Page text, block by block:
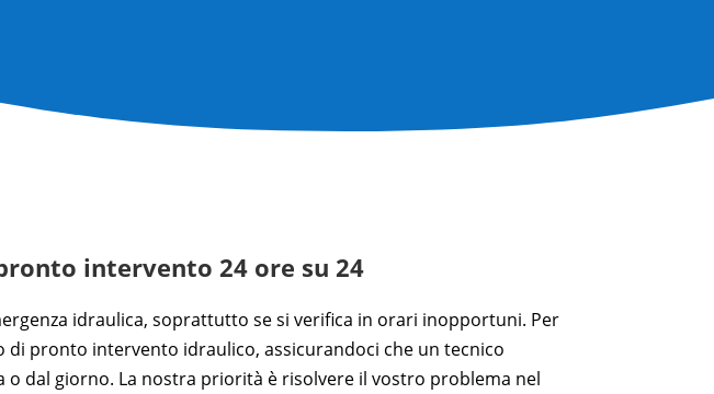
intervento 24 ore su 24
idraulica, soprattutto se si verifica in orari inopportuni. Per
di pronto intervento idraulico, assicurandoci che un tecnico
dal giorno. La nostra priorità è risolvere il vostro problema nel